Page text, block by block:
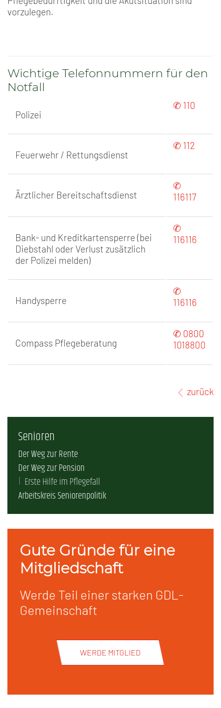
vorzulegen.
Wichtige Telefonnummern für den
Notfall
Polizei
✆ 110
Feuerwehr / Rettungsdienst
✆ 112
Ärztlicher Bereitschaftsdienst
✆
116117
Bank- und Kreditkartensperre (bei
Diebstahl oder Verlust zusätzlich
der Polizei melden)
✆
116116
Handysperre
✆
116116
Compass Pflegeberatung
✆ 0800
1018800
zurück
Senioren
Der Weg zur Rente
Der Weg zur Pension
Erste Hilfe im Pflegefall
Arbeitskreis Seniorenpolitik
Gute Gründe für eine
Mitgliedschaft
Werde Teil einer starken GDL-
Gemeinschaft
WERDE MITGLIED